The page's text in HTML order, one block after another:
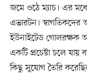
জমে ওঠে ম্যাচ। এর
এভারটন।
ইউনাইটেড গোলরক্ষক
একটি প্রচেষ্টা চলে যায়
কিছু সুযোগ তৈরি